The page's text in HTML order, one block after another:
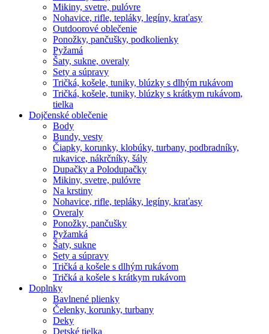
Mikiny, svetre, pulóvre
Nohavice, rifle, tepláky, legíny, kraťasy
Outdoorové oblečenie
Ponožky, pančušky, podkolienky
Pyžamá
Šaty, sukne, overaly
Sety a súpravy
Tričká, košele, tuniky, blúzky s dlhým rukávom
Tričká, košele, tuniky, blúzky s krátkym rukávom,
tielka
Dojčenské oblečenie
Body
Bundy, vesty
Čiapky, korunky, klobúky, turbany, podbradníky,
rukavice, nákrčníky, šály
Dupačky a Polodupačky
Mikiny, svetre, pulóvre
Na krstiny
Nohavice, rifle, tepláky, legíny, kraťasy
Overaly
Ponožky, pančušky
Pyžamká
Šaty, sukne
Sety a súpravy
Tričká a košele s dlhým rukávom
Tričká a košele s krátkym rukávom
Doplnky
Bavlnené plienky
Čelenky, korunky, turbany
Deky
Detské tielka